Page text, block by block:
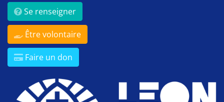
Se renseigner
Être volontaire
Faire un don